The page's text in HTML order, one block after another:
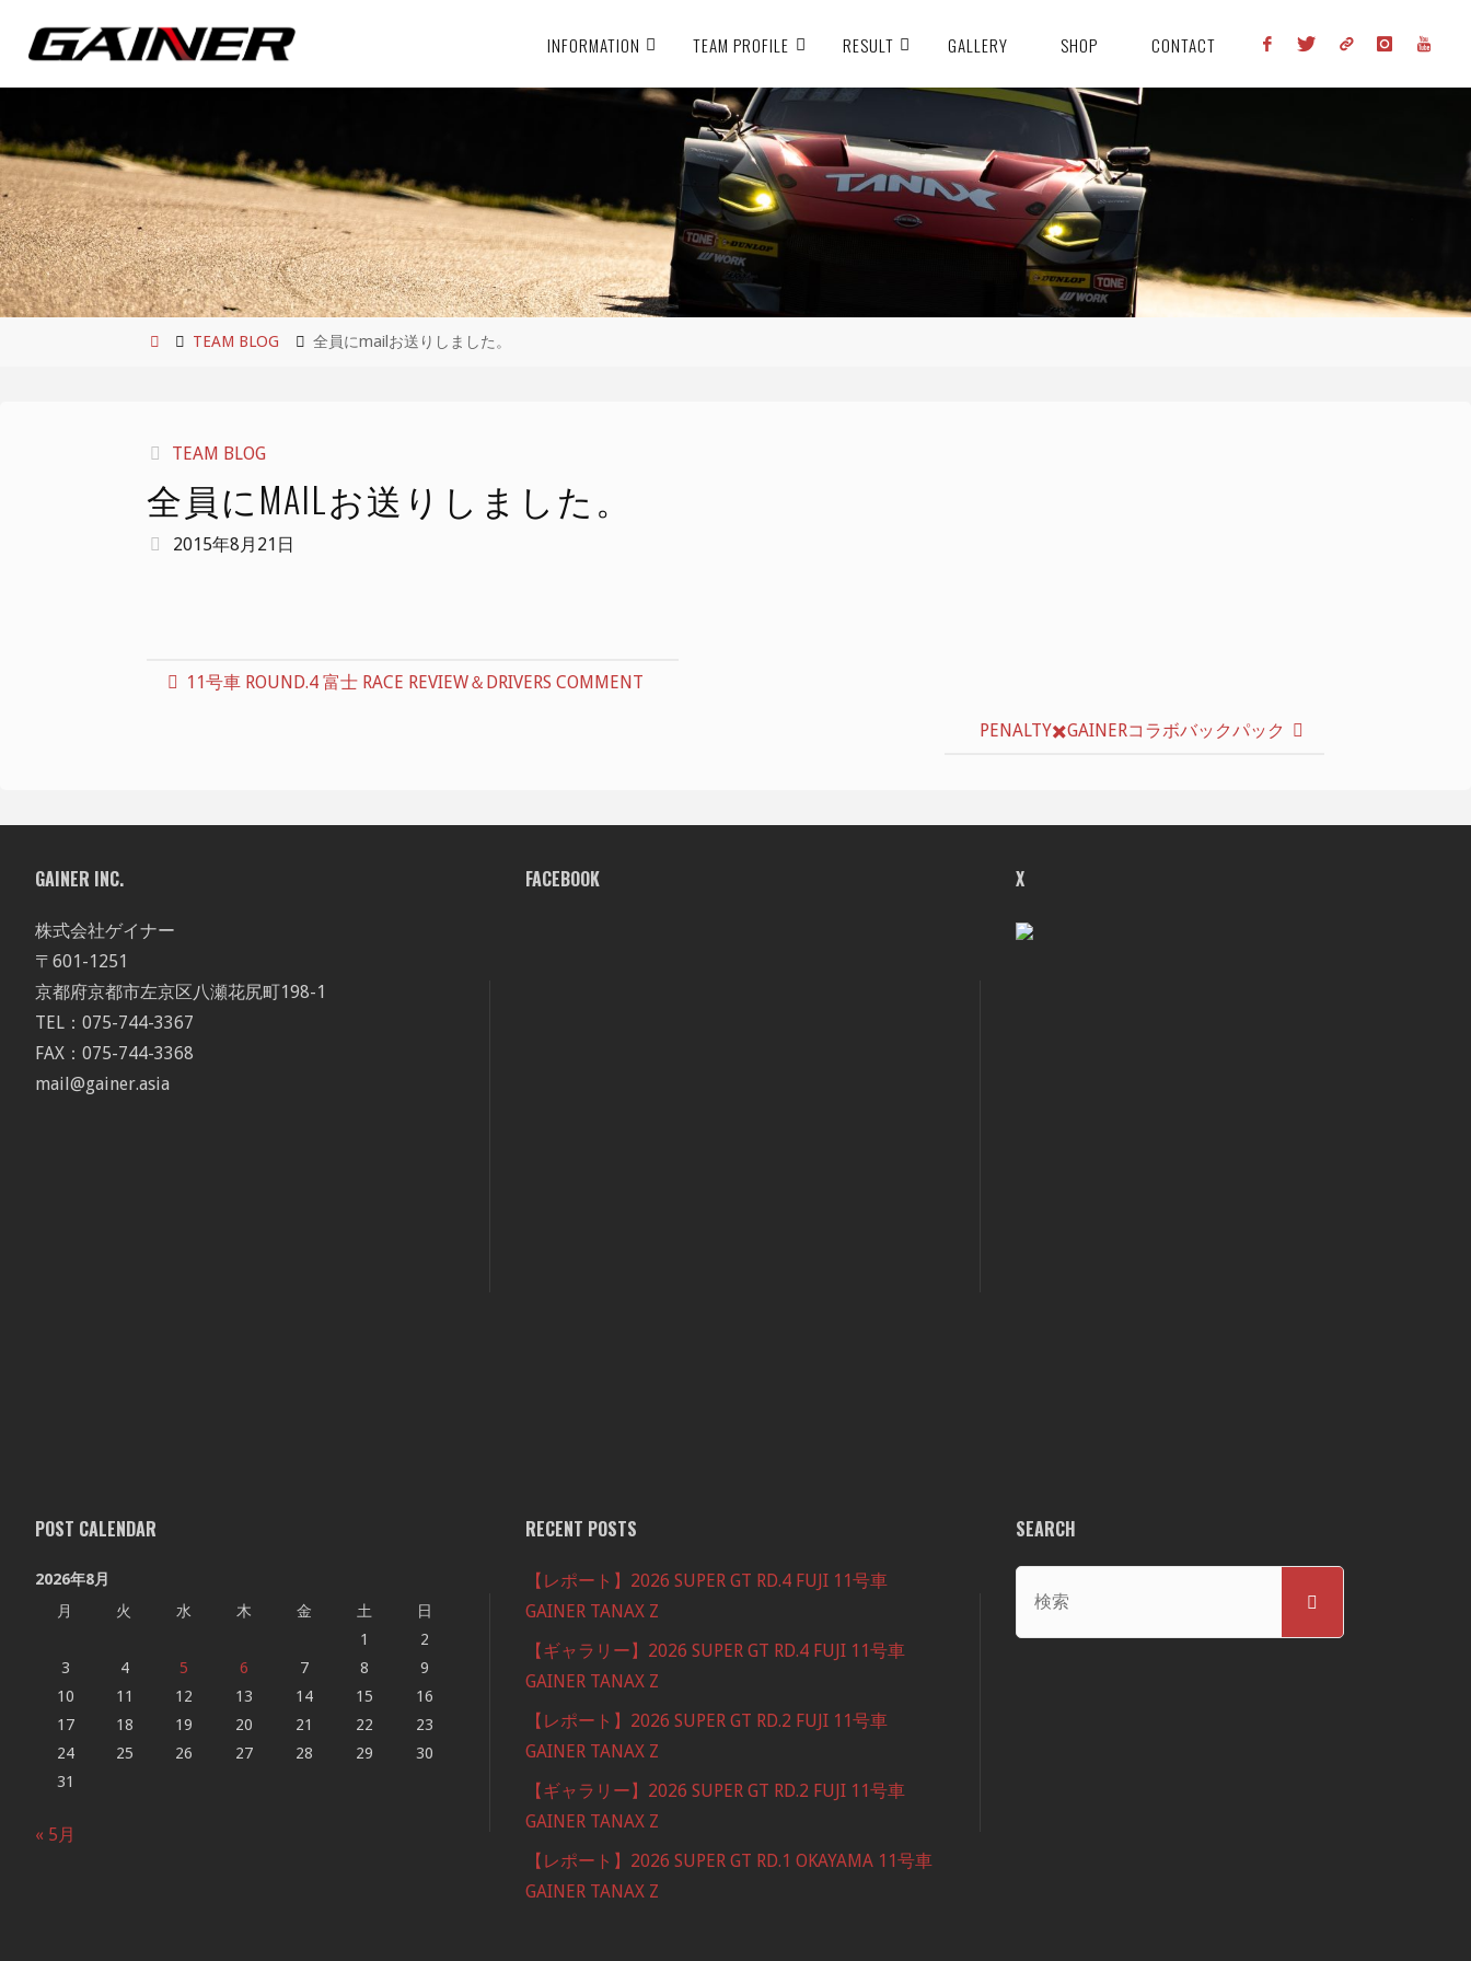
ツ
へ
ス
キ
ッ
プ
INFORMATION TEAM PROFILE RESULT GALLERY SHOP CONTACT
ホ
TEAM BLOG 全員にmailお送りしました。
TEAM BLOG
全員にMAILお送りしました。
2015年8月21日
11号車 ROUND.4 富士 RACE REVIEW＆DRIVERS COMMENT
PENALTY✖️GAINERコラボバックパック
GAINER INC.
株式会社ゲイナー
〒601-1251
京都府京都市左京区八瀬花尻町198-1
TEL：075-744-3367
FAX：075-744-3368
mail@gainer.asia
FACEBOOK X
POST CALENDAR
2026年8月
月
火 水 木 金 土
日
1
2
3
4 5 6 7 8
9
10
11 12 13 14 15
16
17
18 19 20 21 22
23
24
25 26 27 28 29
30
31
« 5月
RECENT POSTS
【レポート】2026 SUPER GT RD.4 FUJI 11号車
GAINER TANAX Z
【ギャラリー】2026 SUPER GT RD.4 FUJI 11号車
GAINER TANAX Z
【レポート】2026 SUPER GT RD.2 FUJI 11号車
GAINER TANAX Z
【ギャラリー】2026 SUPER GT RD.2 FUJI 11号車
GAINER TANAX Z
【レポート】2026 SUPER GT RD.1 OKAYAMA 11号車
GAINER TANAX Z
SEARCH
対
検